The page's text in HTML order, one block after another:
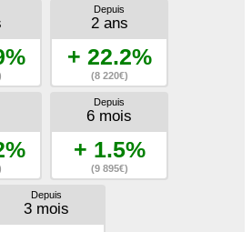
Depuis
2 ans
+ 22.2%
(8 220€)
Depuis
6 mois
+ 1.5%
(9 895€)
Depuis
3 mois